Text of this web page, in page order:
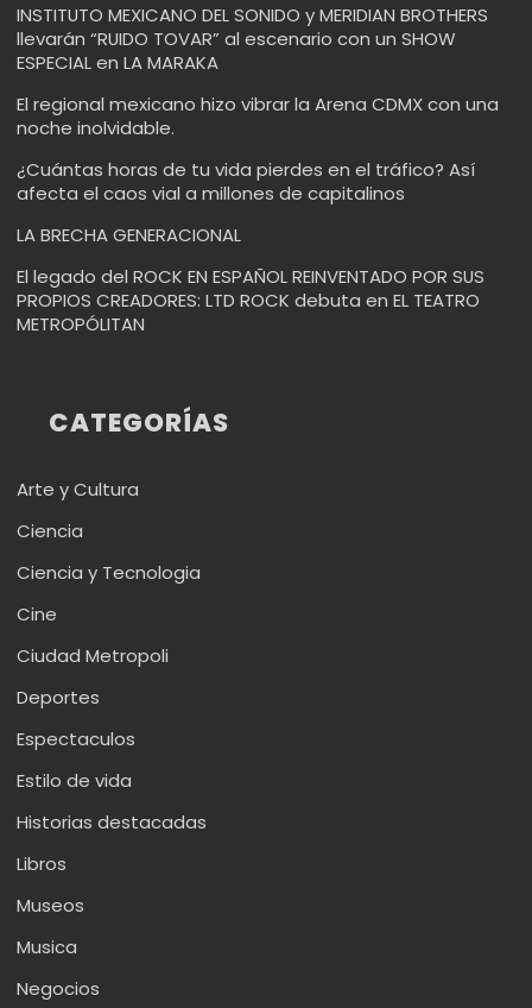
INSTITUTO MEXICANO DEL SONIDO y MERIDIAN BROTHERS
llevarán “RUIDO TOVAR” al escenario con un SHOW
ESPECIAL en LA MARAKA
El regional mexicano hizo vibrar la Arena CDMX con una
noche inolvidable.
¿Cuántas horas de tu vida pierdes en el tráfico? Así
afecta el caos vial a millones de capitalinos
LA BRECHA GENERACIONAL
El legado del ROCK EN ESPAÑOL REINVENTADO POR SUS
PROPIOS CREADORES: LTD ROCK debuta en EL TEATRO
METROPÓLITAN
CATEGORÍAS
Arte y Cultura
Ciencia
Ciencia y Tecnologia
Cine
Ciudad Metropoli
Deportes
Espectaculos
Estilo de vida
Historias destacadas
Libros
Museos
Musica
Negocios